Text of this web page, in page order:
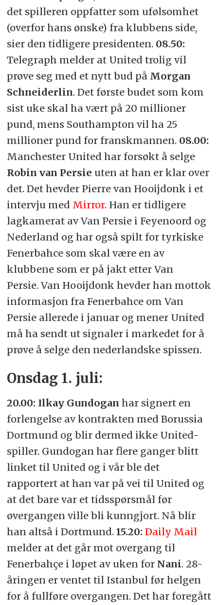
det spilleren oppfatter som ufølsomhet
(overfor hans ønske) fra klubbens side,
sier den tidligere presidenten. 08.50:
Telegraph melder at United trolig vil
prøve seg med et nytt bud på Morgan
Schneiderlin. Det første budet som kom
sist uke skal ha vært på 20 millioner
pund, mens Southampton vil ha 25
millioner pund for franskmannen. 08.00:
Manchester United har forsøkt å selge
Robin van Persie uten at han er klar over
det. Det hevder Pierre van Hooijdonk i et
intervju med Mirror. Han er tidligere
lagkamerat av Van Persie i Feyenoord og
Nederland og har også spilt for tyrkiske
Fenerbahce som skal være en av
klubbene som er på jakt etter Van
Persie. Van Hooijdonk hevder han mottok
informasjon fra Fenerbahce om Van
Persie allerede i januar og mener United
må ha sendt ut signaler i markedet for å
prøve å selge den nederlandske spissen.
Onsdag 1. juli:
20.00: Ilkay Gundogan har signert en
forlengelse av kontrakten med Borussia
Dortmund og blir dermed ikke United-
spiller. Gundogan har flere ganger blitt
linket til United og i vår ble det
rapportert at han var på vei til United og
at det bare var et tidsspørsmål før
øvergangen ville bli kunngjort. Nå blir
han altså i Dortmund. 15.20: Daily Mail
melder at det går mot overgang til
Fenerbahçe i løpet av uken for Nani. 28-
åringen er ventet til Istanbul før helgen
for å fullføre overgangen. Det har foregått